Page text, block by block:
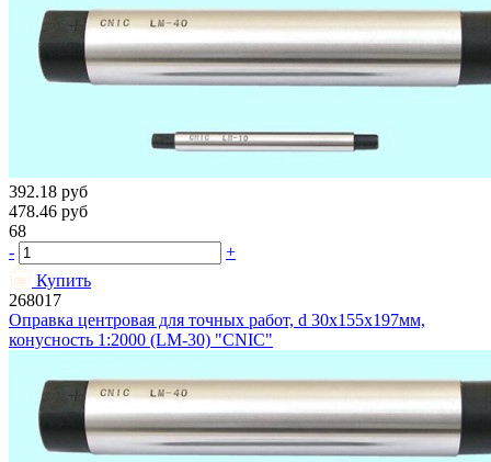
392.18 руб
478.46 руб
68
-
+
Купить
268017
Оправка центровая для точных работ, d 30х155х197мм,
конусность 1:2000 (LM-30) "CNIC"